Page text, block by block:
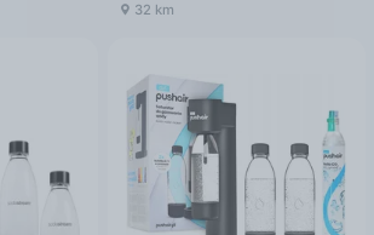
32 km